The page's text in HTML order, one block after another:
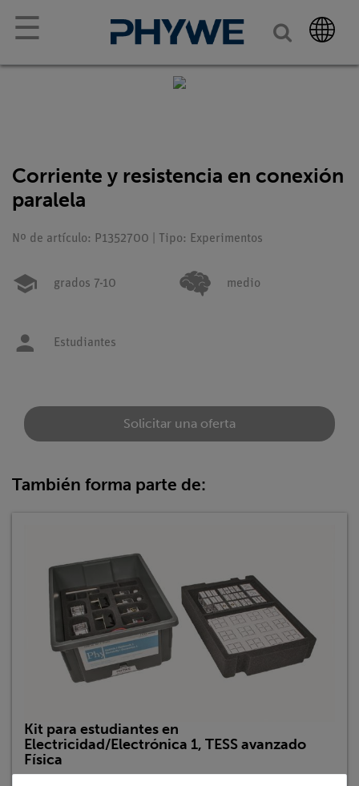
☰
Corriente y resistencia en conexión
paralela
Nº de artículo: P1352700 | Tipo: Experimentos
grados 7-10 medio
Estudiantes
Solicitar una oferta
También forma parte de:
Kit para estudiantes en
Electricidad/Electrónica 1, TESS avanzado
Física